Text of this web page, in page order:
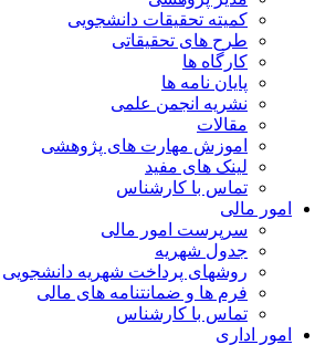
کمیته تحقیقات دانشجویی
طرح های تحقیقاتی
کارگاه ها
پایان نامه ها
نشریه انجمن علمی
مقالات
اموزش مهارت های پژوهشی
لینک های مفید
تماس با کارشناس
مالی
سرپرست امور مالی
جدول شهریه
روشهای پرداخت شهریه دانشجویی
فرم ها و ضمانتنامه های مالی
تماس با کارشناس
اداری